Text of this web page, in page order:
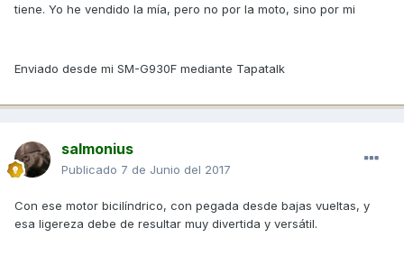
tiene. Yo he vendido la mía, pero no por la moto, sino por mi
Enviado desde mi SM-G930F mediante Tapatalk
salmonius
Publicado 7 de Junio del 2017
Con ese motor bicilíndrico, con pegada desde bajas vueltas, y
esa ligereza debe de resultar muy divertida y versátil.